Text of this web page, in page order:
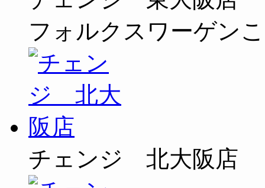
フォルクスワーゲン
チェンジ 北大阪店